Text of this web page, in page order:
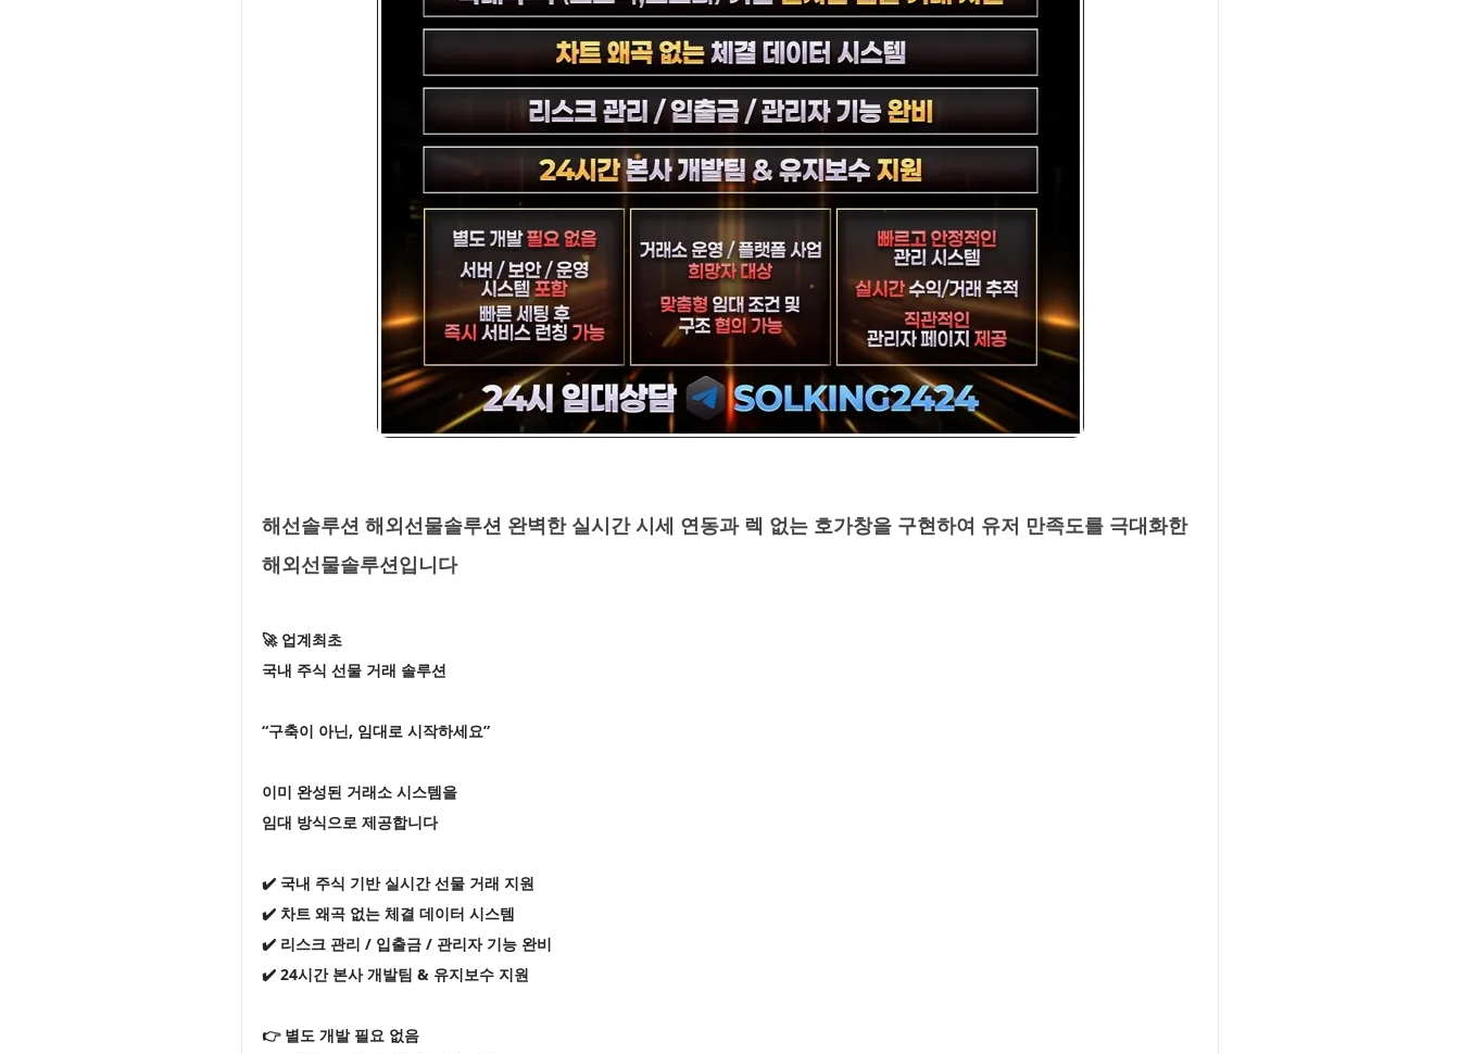
해선솔루션 해외선물솔루션 완벽한 실시간 시세 연동과 렉 없는 호가창을 구현하여 유저 만족도를 극대화한
해외선물솔루션입니다
🚀 업계최초
국내 주식 선물 거래 솔루션
“구축이 아닌, 임대로 시작하세요”
이미 완성된 거래소 시스템을
임대 방식으로 제공합니다
✔️ 국내 주식 기반 실시간 선물 거래 지원
✔️ 차트 왜곡 없는 체결 데이터 시스템
✔️ 리스크 관리 / 입출금 / 관리자 기능 완비
✔️ 24시간 본사 개발팀 & 유지보수 지원
👉 별도 개발 필요 없음